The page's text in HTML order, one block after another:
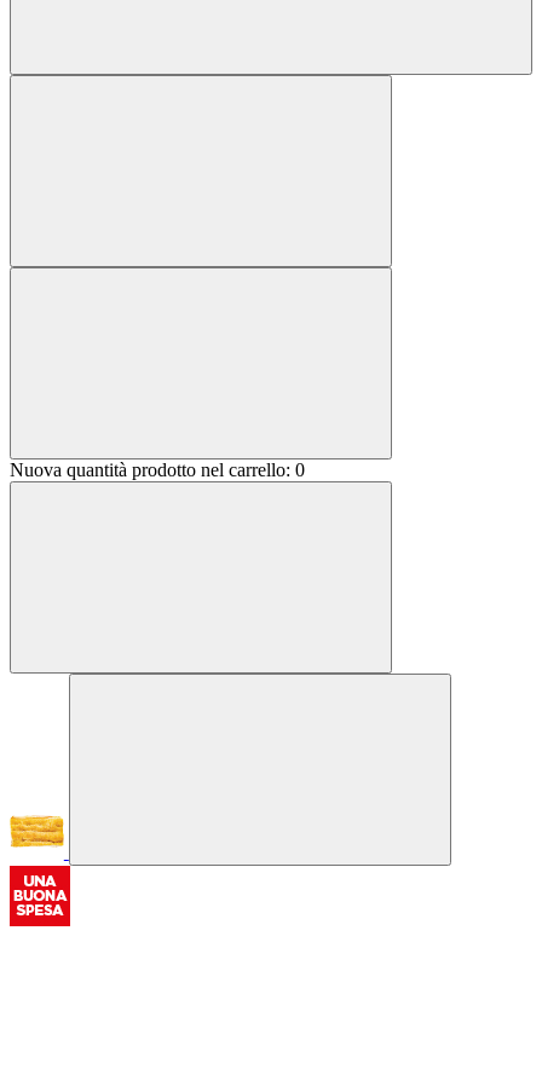
Nuova quantità prodotto nel carrello: 0